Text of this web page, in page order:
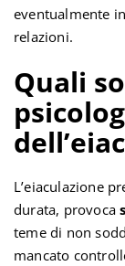
eventualmente
relazioni.
Quali
L’eiaculazione
durata, provoca
teme di non
mancato